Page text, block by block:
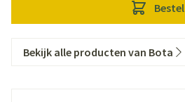
Bestel
Bekijk alle producten van Bota